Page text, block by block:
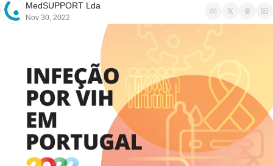
MedSUPPORT Lda
Nov 30, 2022